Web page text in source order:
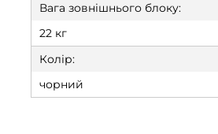
Вага зовнішнього блоку:
22 кг
Колір:
чорний